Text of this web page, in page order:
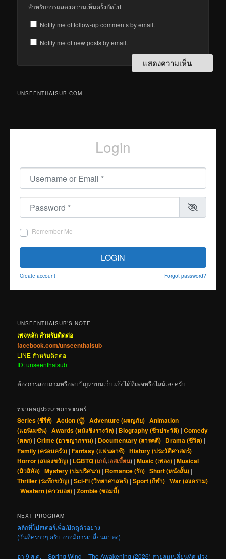
สำหรับการแสดงความเห็นครั้งถัดไป
Notify me of follow-up comments by email.
Notify me of new posts by email.
UNSEENTHAISUB.COM
Login
Username or Email
Password
Remember Me
LOGIN
Create account Forgot password?
UNSEENTHAISUB’S NOTE
เพจหลัก สำหรับติดต่อ
facebook.com/unseenthaisub
LINE สำหรับติดต่อ
ID: unseenthaisub
ต้องการสอบถามหรือพบปัญหาบนเว็บแจ้งได้ที่เพจหรือไลน์เลยครับ
หมวดหมู่ประเภทภาพยนตร์
Series (ซีรีส์) |Action (บู๊) |Adventure (ผจญภัย) |Animation
(แอนิเมชัน) |Awards (หนังชิงรางวัล) | Biography (ชีวประวัติ) |Comedy
(ตลก) |Crime (อาชญากรรม) | Documentary (สารคดี) | Drama (ชีวิต) |
Family (ครอบครัว) |Fantasy (แฟนตาซี) |History (ประวัติศาสตร์) |
Horror (สยองขวัญ) | LGBTQ (เกย์,เลสเบี้ยน) |Music (เพลง) |Musical
(มิวสิคัล) |Mystery (ปมปริศนา) | Romance (รัก) |Short (หนังสั้น) |
Thriller (ระทึกขวัญ) |Sci-Fi (วิทยาศาสตร์) |Sport (กีฬา) |War (สงคราม)
|Western (คาวบอย) |Zombie (ซอมบี้)
NEXT PROGRAM
คลิกที่โปสเตอร์เพื่อเปิดดูตัวอย่าง
(วันที่คร่าวๆ ครับ อาจมีการเปลี่ยนแปลง)
อา 9 ส.ค. – Spring Wind – The Awakening (2026) สายลมเปลี่ยนทิศ ปวง